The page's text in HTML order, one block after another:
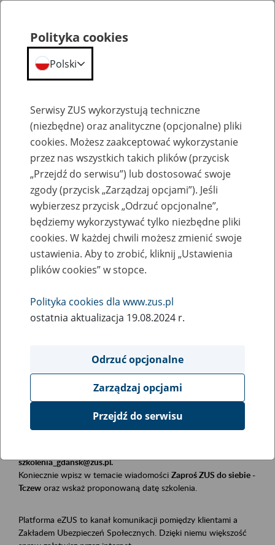
Szkolenia
Zaproś ZUS do siebie: eZUS, wizyty
rezerwowane, e-wizyty, Aktywni 50+
Rodzaj wydarzenia
Szkolenia
Obszar merytoryczny
Płatnicy, ubezpieczeni, świadczeniobiorcy
Opis wydarzenia
Szkolenie stacjonarne w siedzibie firmy, instytucji, urzędu.
szkolenia_gdansk@zus.pl.
Koniecznie wpisz w temacie wiadomości Zaproś ZUS do siebie -
Tczew oraz wskaż proponowaną datę szkolenia.
Platforma eZUS to kanał komunikacji pomiędzy klientami a
Zakładem Ubezpieczeń Społecznych. Dzięki niemu większość
Polityka cookies
Polski
Serwisy ZUS wykorzystują techniczne
(niezbędne) oraz analityczne (opcjonalne) pliki
cookies. Możesz zaakceptować wykorzystanie
przez nas wszystkich takich plików (przycisk
„Przejdź do serwisu”) lub dostosować swoje
zgody (przycisk „Zarządzaj opcjami”). Jeśli
wybierzesz przycisk „Odrzuć opcjonalne”,
będziemy wykorzystywać tylko niezbędne pliki
cookies. W każdej chwili możesz zmienić swoje
ustawienia. Aby to zrobić, kliknij „Ustawienia
plików cookies” w stopce.
Polityka cookies dla www.zus.pl
ostatnia aktualizacja 19.08.2024 r.
Odrzuć opcjonalne
Zarządzaj opcjami
Przejdź do serwisu